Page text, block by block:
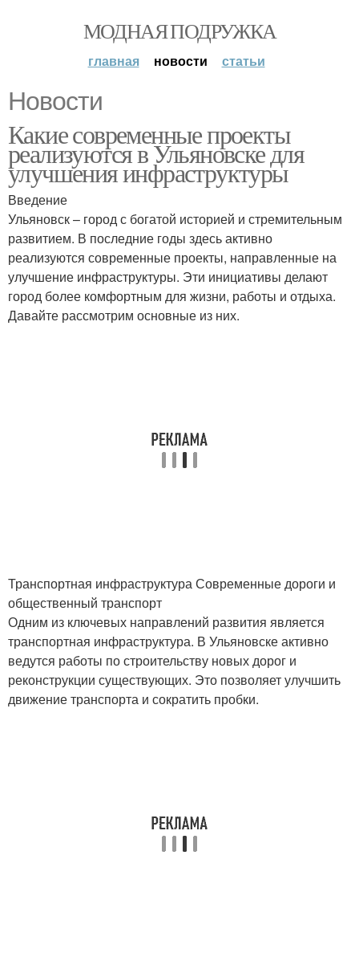
МОДНАЯ ПОДРУЖКА
главная новости статьи
Новости
Какие современные проекты
реализуются в Ульяновске для
улучшения инфраструктуры
Введение
Ульяновск – город с богатой историей и стремительным
развитием. В последние годы здесь активно
реализуются современные проекты, направленные на
улучшение инфраструктуры. Эти инициативы делают
город более комфортным для жизни, работы и отдыха.
Давайте рассмотрим основные из них.
Транспортная инфраструктура Современные дороги и
общественный транспорт
Одним из ключевых направлений развития является
транспортная инфраструктура. В Ульяновске активно
ведутся работы по строительству новых дорог и
реконструкции существующих. Это позволяет улучшить
движение транспорта и сократить пробки.